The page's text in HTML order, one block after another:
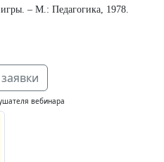
– М.: Педагогика, 1978.
вебинара